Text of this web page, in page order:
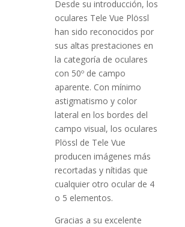
Desde su introducción, los
oculares Tele Vue Plössl
han sido reconocidos por
sus altas prestaciones en
la categoría de oculares
con 50º de campo
aparente. Con mínimo
astigmatismo y color
lateral en los bordes del
campo visual, los oculares
Plössl de Tele Vue
producen imágenes más
recortadas y nítidas que
cualquier otro ocular de 4
o 5 elementos.
Gracias a su excelente